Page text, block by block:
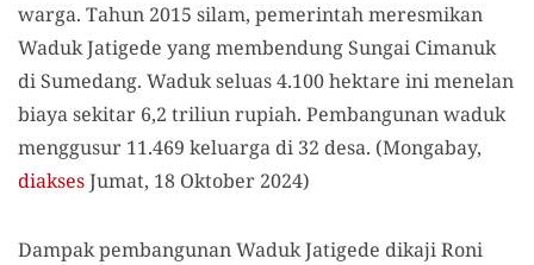
warga. Tahun 2015 silam, pemerintah meresmikan
Waduk Jatigede yang membendung Sungai Cimanuk
di Sumedang. Waduk seluas 4.100 hektare ini menelan
biaya sekitar 6,2 triliun rupiah. Pembangunan waduk
menggusur 11.469 keluarga di 32 desa. (Mongabay,
diaksesJumat, 18 Oktober 2024)
Dampak pembangunan Waduk Jatigede dikaji Roni